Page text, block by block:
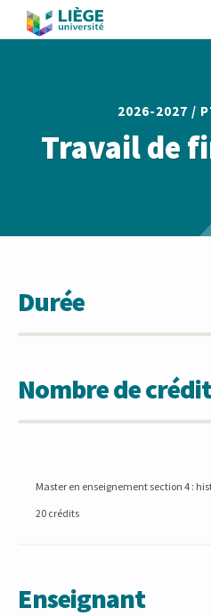
2026-2027 /
Travail de
Durée
Nombre de
Master en enseignement section 4 :
20 crédits
Enseignant